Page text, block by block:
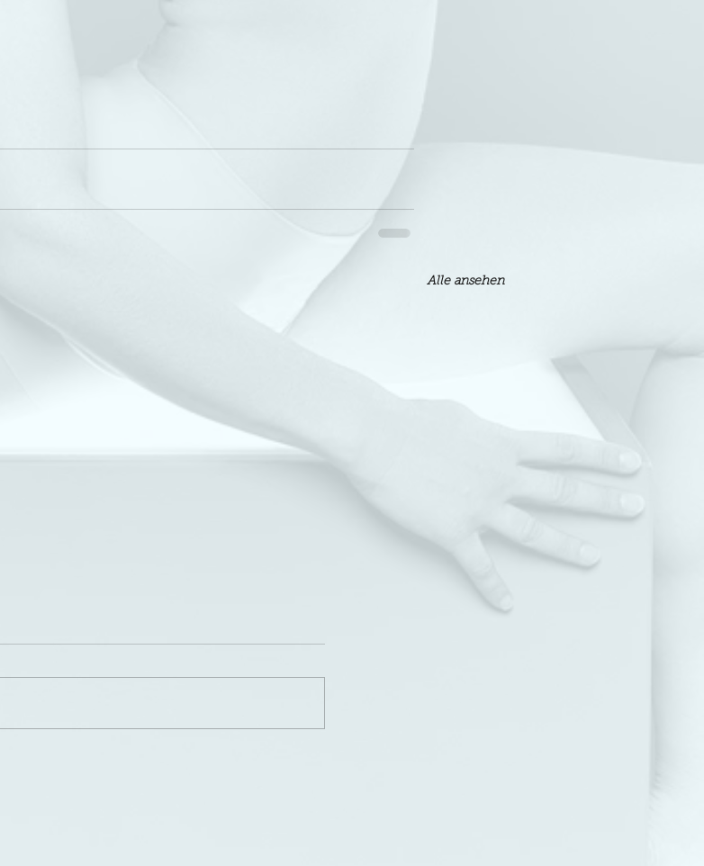
Alle ansehen
JTI Tour durch Österreich